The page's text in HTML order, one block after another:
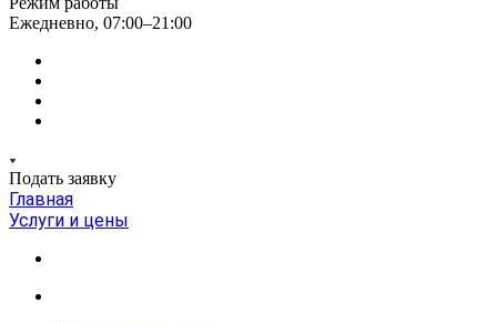
Ежедневно, 07:00–21:00
Подать заявку
Главная
Услуги и цены